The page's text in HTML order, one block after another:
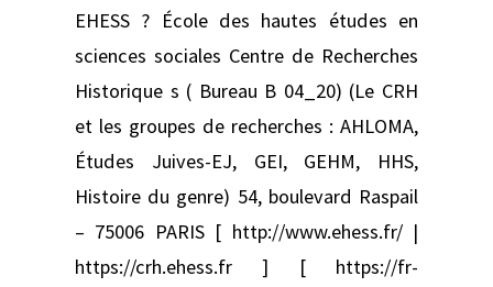
EHESS ? École des hautes études en
sciences sociales Centre de Recherches
Historique s ( Bureau B 04_20) (Le CRH
et les groupes de recherches : AHLOMA,
Études Juives-EJ, GEI, GEHM, HHS,
Histoire du genre) 54, boulevard Raspail
– 75006 PARIS [ http://www.ehess.fr/ |
https://crh.ehess.fr ] [ https://fr-